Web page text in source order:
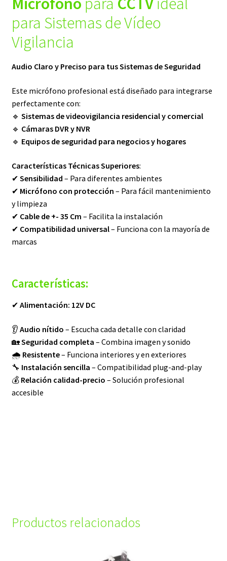
para Sistemas de Vídeo
Vigilancia
Audio Claro y Preciso para tus Sistemas de Seguridad
Este micrófono profesional está diseñado para integrarse
perfectamente con:
🔹 Sistemas de videovigilancia residencial y comercial
🔹 Cámaras DVR y NVR
🔹 Equipos de seguridad para negocios y hogares
Características Técnicas Superiores:
✔ Sensibilidad – Para diferentes ambientes
✔ Micrófono con protección – Para fácil mantenimiento
y limpieza
✔ Cable de +- 35 Cm – Facilita la instalación
✔ Compatibilidad universal– Funciona con la mayoría de
marcas
Características:
✔ Alimentación: 12V DC
👂 Audio nítido – Escucha cada detalle con claridad
🏡Seguridad completa – Combina imagen y sonido
🌧️ Resistente– Funciona interiores y en exteriores
🔧 Instalación sencilla – Compatibilidad plug-and-play
💰 Relación calidad-precio – Solución profesional
accesible
Productos relacionados